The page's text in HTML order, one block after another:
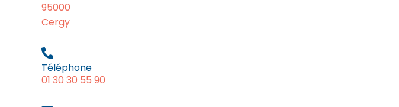
95000
Cergy
Téléphone
01 30 30 55 90